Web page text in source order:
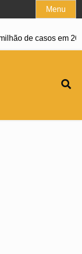
Menu
de casos em 2027 |